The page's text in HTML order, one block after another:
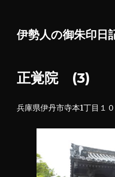
伊勢人の御朱印日
正覚院 (3)
兵庫県伊丹市寺本1丁目１０